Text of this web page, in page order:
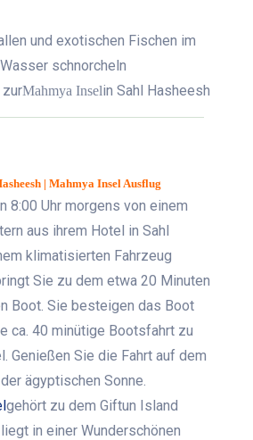
und exotischen Fischen im
schnorcheln
zurMahmya Inselin Sahl Hasheesh
| Mahmya Insel Ausflug
8:00 Uhr morgens von einem
aus ihrem Hotel in Sahl
klimatisierten Fahrzeug
Sie zu dem etwa 20 Minuten
Boot. Sie besteigen das Boot
ca. 40 minütige Bootsfahrt zu
Genießen Sie die Fahrt auf dem
ägyptischen Sonne.
gehört zu dem Giftun Island
in einer Wunderschönen